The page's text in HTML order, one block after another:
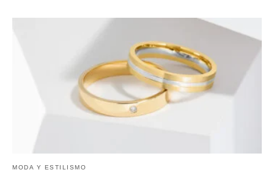
MODA Y ESTILISMO